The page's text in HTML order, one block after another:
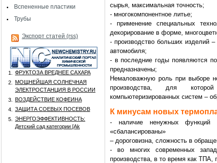
Вспененные пластики
Трубы
Экспорт статей (rss)
1.
ФРУКТОЗА ВРЕДНЕЕ САХАРА
2.
МОЩНЕЙШАЯ СОЛНЕЧНАЯ
ЭЛЕКТРОСТАНЦИЯ В РОССИИ
3.
ВОЗДЕЙСТВИЕ КОФЕИНА
4.
ЗАЩИТА СОЕВЫХ ПОСЕВОВ
5.
ЭНЕРГОЭФФЕКТИВНОСТЬ:
Детский сад категории [Аk
сырья, максимальная точность;
- многокомпонентное литье;
- применение специальных
декорирование в форме,
- производство больших изделий
автомобиля;
- в последние годы появляются
предназначены;
Немаловажную роль при выборе
производства, для
компьютеризированных систем –
К минусам новых
- наличие ненужных
«сбалансированы»
– дороговизна, сложность в
- во многих современных
производства, в то время как ТПА,